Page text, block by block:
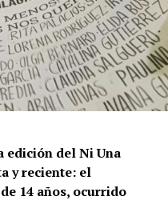
contra la
Buenos Aires e
LGBT+
de estos crímenes en
los discursos de odio
“Tanto el
hacia la comunidad
hacia la comunidad
genera mayor
edición del Ni Una
y reciente: el
14 años, ocurrido